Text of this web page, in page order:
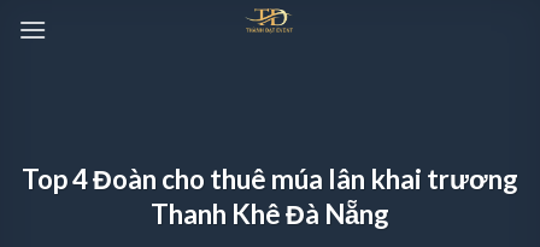
đến
Top 4 Đoàn cho thuê múa lân khai trương
Thanh Khê Đà Nẵng